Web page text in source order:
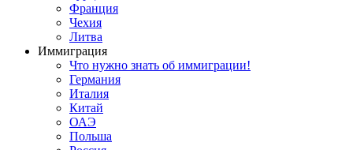
Франция
Чехия
Литва
Иммиграция
Что нужно знать об иммиграции!
Германия
Италия
Китай
ОАЭ
Польша